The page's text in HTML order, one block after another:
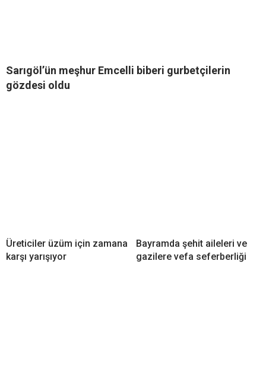
Sarıgöl’ün meşhur Emcelli biberi gurbetçilerin
gözdesi oldu
Üreticiler üzüm için zamana
karşı yarışıyor
Bayramda şehit aileleri ve
gazilere vefa seferberliği